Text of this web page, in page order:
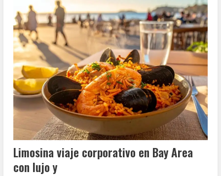
Limosina viaje corporativo en Bay Area
con lujo y